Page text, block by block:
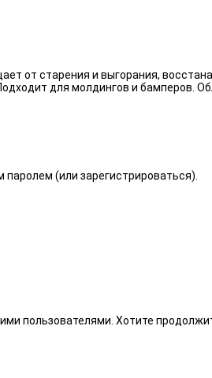
от старения и выгорания,
для молдингов и бамперов.
(или зарегистрироваться).
пользователями. Хотите